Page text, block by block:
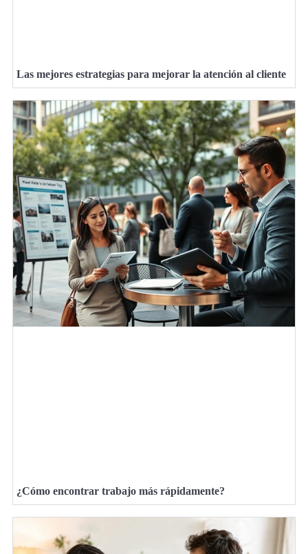
Las mejores estrategias para mejorar la atención al cliente
¿Cómo encontrar trabajo más rápidamente?